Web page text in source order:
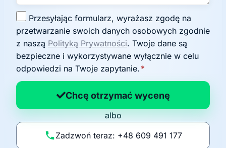
g
o
d
a
n
p
li
t
przetwarzanie swoich danych osobowych zgodnie
z naszą Polityką Prywatności. Twoje dane są
bezpieczne i wykorzystywane wyłącznie w celu
odpowiedzi na Twoje zapytanie. *
Chcę otrzymać wycenę
albo
Zadzwoń teraz: +48 609 491 177